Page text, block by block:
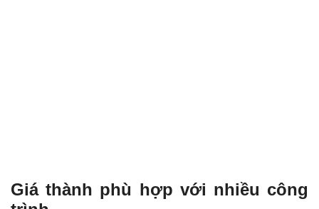
Giá thành phù hợp với nhiều công